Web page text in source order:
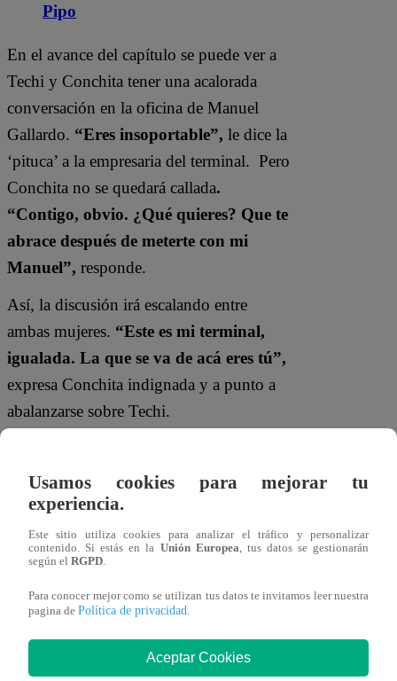
Pipo
En el avance del capítulo se puede ver a
Techi y Conchita tener una acalorada
conversación en la oficina de Manuel
Gallardo. “Eres insoportable”, le dice la
‘pituca’ a la empresaria del terminal. Pero
Conchita no se quedará callada.
“Contigo, obvio. ¿Qué quieres? Que te
abrace después de meterte con mi
Manuel”, responde.
Así, la discusión irá escalando entre
ambas mujeres. “Este es mi terminal,
igualada. La que se va de acá eres tú”,
expresa Conchita indignada y a punto a
abalanzarse sobre Techi.
barrio cuando Miguelito le cuente al
abuelo de Margarita el motivo de su
demora.“Don bernardo, se incendió mi
casa”,explica.
Usamos cookies para mejorar tu
experiencia.
Este sitio utiliza cookies para analizar el tráfico y personalizar
contenido. Si estás en la Unión Europea, tus datos se gestionarán
según el RGPD.
Para conocer mejor como se utilizan tus datos te invitamos leer nuestra
pagina de Política de privacidad.
Aceptar Cookies